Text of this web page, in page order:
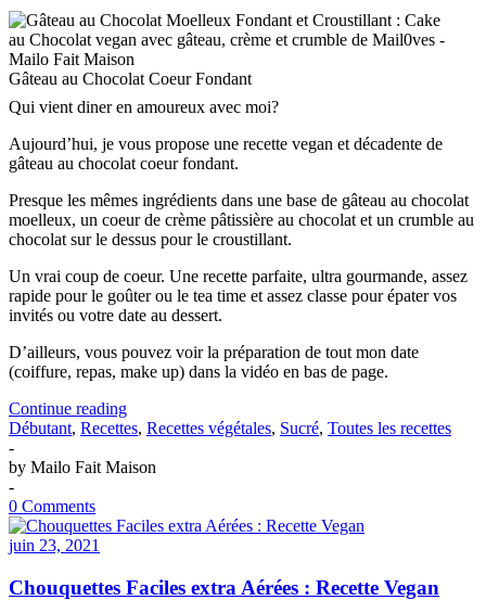
Gâteau au Chocolat Coeur Fondant
Qui vient diner en amoureux avec moi?
Aujourd’hui, je vous propose une recette vegan et décadente de
gâteau au chocolat coeur fondant.
Presque les mêmes ingrédients dans une base de gâteau au chocolat
moelleux, un coeur de crème pâtissière au chocolat et un crumble au
chocolat sur le dessus pour le croustillant.
Un vrai coup de coeur. Une recette parfaite, ultra gourmande, assez
rapide pour le goûter ou le tea time et assez classe pour épater vos
invités ou votre date au dessert.
D’ailleurs, vous pouvez voir la préparation de tout mon date
(coiffure, repas, make up) dans la vidéo en bas de page.
Continue readingLe
Décadent
Gâteau
Vegan
Débutant, Recettes, Recettes végétales, Sucré, Toutes les recettes
-
by Mailo Fait Maison
-
0 Comments
juin 23, 2021
Chouquettes Faciles extra Aérées : Recette Vegan